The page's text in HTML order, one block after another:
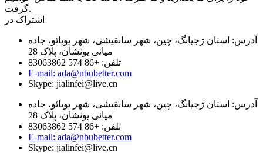
گرفت.
اشتراک در
آدرس: استان ژجیانگ، چین، شهر سانقیشی، شهر یویائو، جاده
میانی یونشان، پلاک 28
تلفن: +86 574 83063862
E-mail: ada@nbubetter.com
Skype: jialinfei@live.cn
آدرس: استان ژجیانگ، چین، شهر سانقیشی، شهر یویائو، جاده
میانی یونشان، پلاک 28
تلفن: +86 574 83063862
E-mail: ada@nbubetter.com
Skype: jialinfei@live.cn